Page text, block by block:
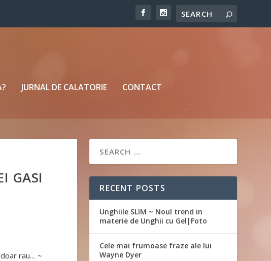
JURNAL DE CALATORIE CONTACT
GASI
rau… ~
RECENT POSTS
Unghiile SLIM ~ Noul trend in
materie de Unghii cu Gel|Foto
Cele mai frumoase fraze ale lui
Wayne Dyer